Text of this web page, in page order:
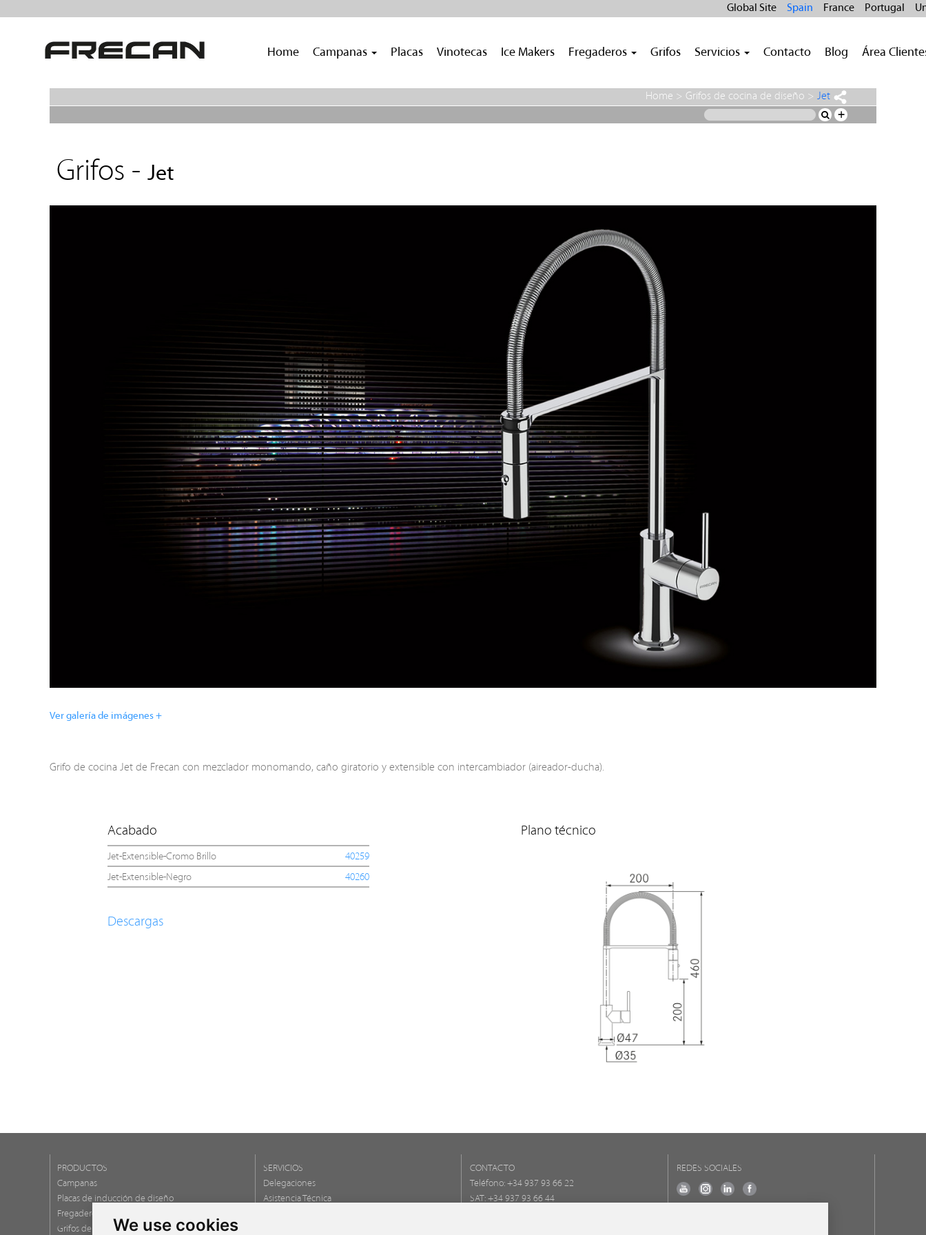
We use cookies
Global Site Spain France Portugal
Home Campanas Placas Vinotecas Ice Makers Fregaderos Grifos Servicios Contacto Blog Área
Home > Grifos de cocina de diseño > Jet
+
Grifos - Jet
Ver galería de imágenes +
Grifo de cocina Jet de Frecan con mezclador monomando, caño giratorio y extensible con intercambiador (aireador-ducha).
Acabado
Jet-Extensible-Cromo Brillo
40259
Jet-Extensible-Negro
40260
Descargas
Plano técnico
PRODUCTOS
Campanas
Placas de inducción de diseño
Fregaderos de cocina de diseño
Grifos de cocina de diseño
SERVICIOS
Delegaciones
Asistencia Técnica
CONTACTO
Teléfono: +34 937 93 66 22
SAT: +34 937 93 66 44
REDES SOCIALES